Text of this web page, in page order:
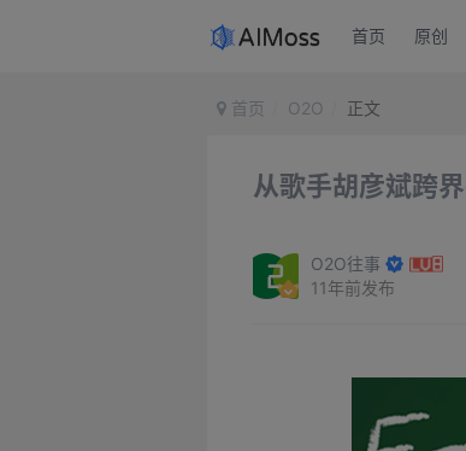
首页 原创
首页 O2O 正文
从歌手胡彦斌跨
O2O往事
11年前发布